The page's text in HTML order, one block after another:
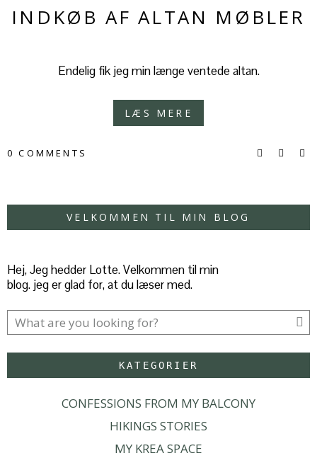
INDKØB AF ALTAN MØBLER
Endelig fik jeg min længe ventede altan.
LÆS MERE
0 COMMENTS
VELKOMMEN TIL MIN BLOG
Hej, Jeg hedder Lotte. Velkommen til min
blog. jeg er glad for, at du læser med.
KATEGORIER
CONFESSIONS FROM MY BALCONY
HIKINGS STORIES
MY KREA SPACE